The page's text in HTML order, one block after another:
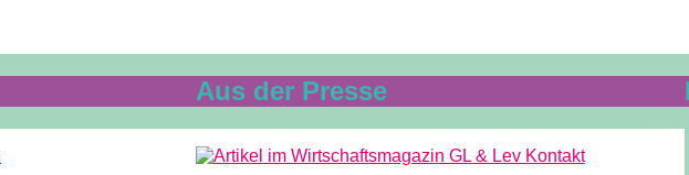
Aus der Presse